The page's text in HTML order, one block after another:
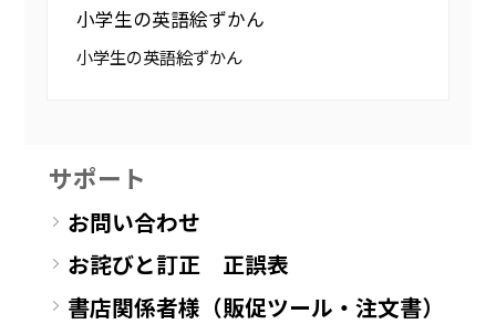
小学生の英語絵ずかん
小学生の英語絵ずかん
サポート
お問い合わせ
お詫びと訂正 正誤表
書店関係者様（販促ツール・注文書）